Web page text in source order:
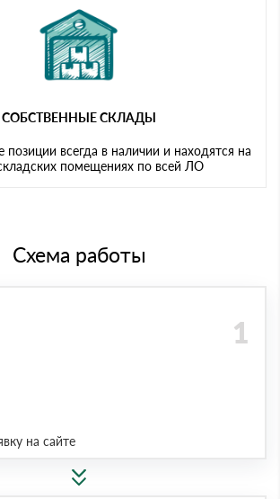
СОБСТВЕННЫЕ СКЛАДЫ
позиции всегда в наличии и находятся на
помещениях по всей ЛО
Схема работы
на сайте